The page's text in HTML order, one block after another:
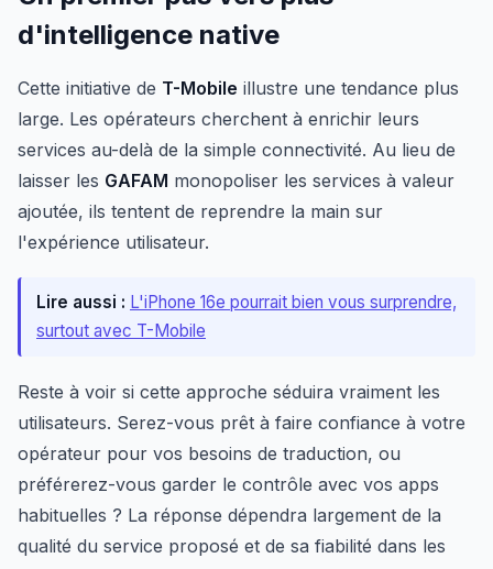
d'intelligence native
Cette initiative de T-Mobile illustre une tendance plus
large. Les opérateurs cherchent à enrichir leurs
services au-delà de la simple connectivité. Au lieu de
laisser les GAFAM monopoliser les services à valeur
ajoutée, ils tentent de reprendre la main sur
l'expérience utilisateur.
Lire aussi : L'iPhone 16e pourrait bien vous surprendre,
surtout avec T-Mobile
Reste à voir si cette approche séduira vraiment les
utilisateurs. Serez-vous prêt à faire confiance à votre
opérateur pour vos besoins de traduction, ou
préférerez-vous garder le contrôle avec vos apps
habituelles ? La réponse dépendra largement de la
qualité du service proposé et de sa fiabilité dans les